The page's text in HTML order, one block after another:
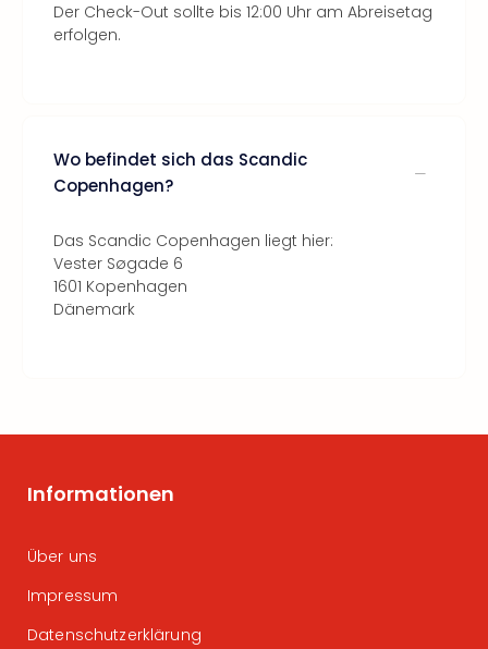
Der Check-Out sollte bis 12:00 Uhr am Abreisetag
erfolgen.
Wo befindet sich das Scandic
Copenhagen?
Das Scandic Copenhagen liegt hier:
Vester Søgade 6
1601 Kopenhagen
Dänemark
Informationen
Über uns
Impressum
Datenschutzerklärung